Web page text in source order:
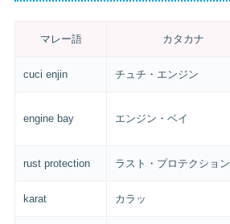
マレー語 カタカナ
cuci enjin チュチ・エンジン
engine bay エンジン・ベイ
rust protection ラスト・プロテクション
karat カラッ